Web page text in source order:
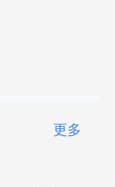
更多